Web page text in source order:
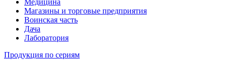
Медицина
Магазины и торговые предприятия
Воинская часть
Дача
Лаборатория
Продукция по сериям